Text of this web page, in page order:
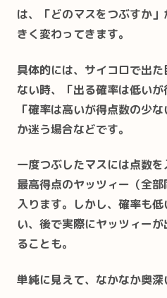
は、「どのマスをつぶすか
きく変わってきます。
具体的には、サイコロで出
ない時、「出る確率は低いが
「確率は高いが得点数の少
か迷う場合などです。
一度つぶしたマスには点数を
最高得点のヤッツィー（全
入ります。しかし、確率も
い、後で実際にヤッツィー
ることも。
単純に見えて、なかなか奥深